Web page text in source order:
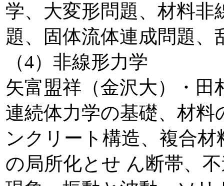
学、大変形問題、材料非
題、固体流体連成問題
（4）非線形力学
矢富盟祥（金沢大）・
連続体力学の基礎、材
ンクリート構造、複合
の局所化とせ ん断帯、